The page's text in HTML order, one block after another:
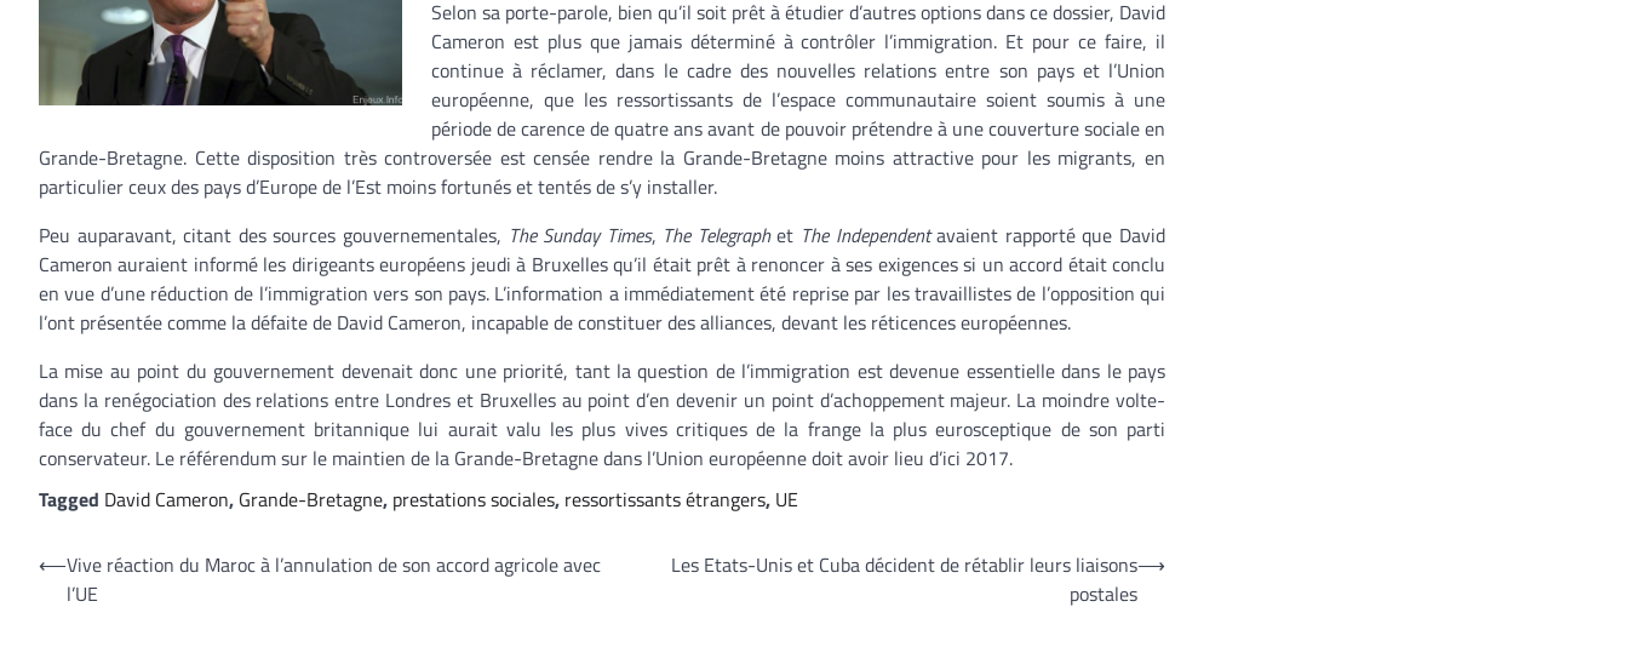
Selon sa porte-parole, bien qu’il soit prêt à étudier d’autres options dans ce dossier, David
Cameron est plus que jamais déterminé à contrôler l’immigration. Et pour ce faire, il
continue à réclamer, dans le cadre des nouvelles relations entre son pays et l’Union
européenne, que les ressortissants de l’espace communautaire soient soumis à une
période de carence de quatre ans avant de pouvoir prétendre à une couverture sociale en
Grande-Bretagne. Cette disposition très controversée est censée rendre la Grande-Bretagne moins attractive pour les migrants, en
particulier ceux des pays d’Europe de l’Est moins fortunés et tentés de s’y installer.
Peu auparavant, citant des sources gouvernementales, The Sunday Times, The Telegraphet The Independentavaient rapporté que David
Cameron auraient informé les dirigeants européens jeudi à Bruxelles qu’il était prêt à renoncer à ses exigences si un accord était conclu
en vue d’une réduction de l’immigration vers son pays. L’information a immédiatement été reprise par les travaillistes de l’opposition qui
l’ont présentée comme la défaite de David Cameron, incapable de constituer des alliances, devant les réticences européennes.
La mise au point du gouvernement devenait donc une priorité, tant la question de l’immigration est devenue essentielle dans le pays
dans la renégociation des relations entre Londres et Bruxelles au point d’en devenir un point d’achoppement majeur. La moindre volte-
face du chef du gouvernement britannique lui aurait valu les plus vives critiques de la frange la plus eurosceptique de son parti
conservateur. Le référendum sur le maintien de la Grande-Bretagne dans l’Union européenne doit avoir lieu d’ici 2017.
Tagged David Cameron, Grande-Bretagne, prestations sociales, ressortissants étrangers, UE
Navigation
⟵Vive réaction du Maroc à l’annulation de son accord agricole avec
l’UE
Les Etats-Unis et Cuba décident de rétablir leurs liaisons
postales
⟶